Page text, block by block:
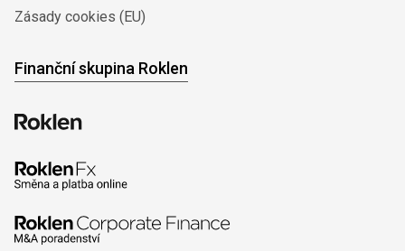
Zásady cookies (EU)
Finanční skupina Roklen